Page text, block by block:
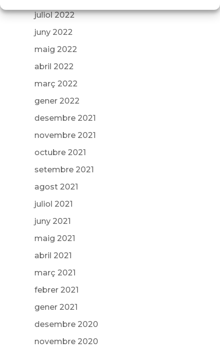
juliol 2022
juny 2022
maig 2022
abril 2022
març 2022
gener 2022
desembre 2021
novembre 2021
octubre 2021
setembre 2021
agost 2021
juliol 2021
juny 2021
maig 2021
abril 2021
març 2021
febrer 2021
gener 2021
desembre 2020
novembre 2020